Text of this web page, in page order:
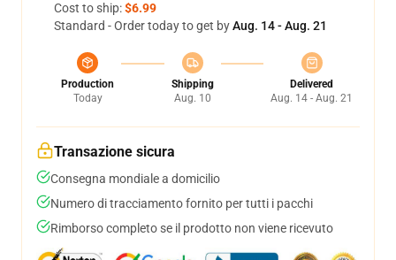
Cost to ship:$6.99
Standard - Order today to get byAug. 14 - Aug. 21
Production
Today
Shipping
Aug. 10
Delivered
Aug. 14 - Aug. 21
Transazione sicura
Consegna mondiale a domicilio
Numero di tracciamento fornito per tutti i pacchi
Rimborso completo se il prodotto non viene ricevuto